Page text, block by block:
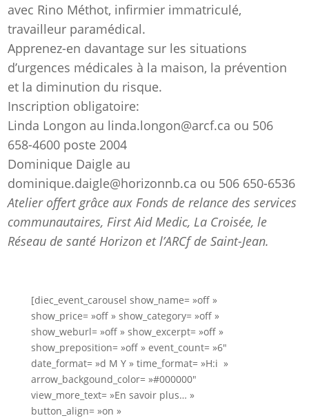
avec Rino Méthot, infirmier immatriculé,
travailleur paramédical.
Apprenez-en davantage sur les situations
d’urgences médicales à la maison, la prévention
et la diminution du risque.
Inscription obligatoire:
Linda Longon au linda.longon@arcf.ca ou 506
658-4600 poste 2004
Dominique Daigle au
dominique.daigle@horizonnb.ca ou 506 650-6536
Atelier offert grâce aux Fonds de relance des services
communautaires, First Aid Medic, La Croisée, le
Réseau de santé Horizon et l’ARCf de Saint-Jean.
[diec_event_carousel show_name= »off »
show_price= »off » show_category= »off »
show_weburl= »off » show_excerpt= »off »
show_preposition= »off » event_count= »6″
date_format= »d M Y » time_format= »H:i »
arrow_backgound_color= »#000000″
view_more_text= »En savoir plus… »
button_align= »on »